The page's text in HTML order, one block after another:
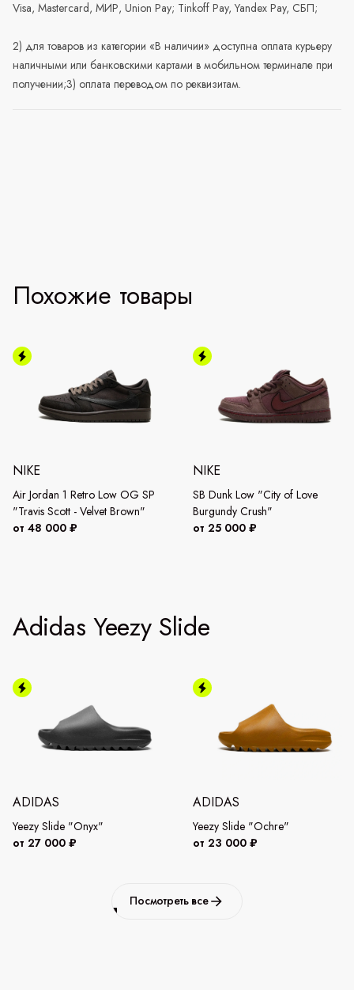
Visa, Mastercard, МИР, Union Pay; Tinkoff Pay, Yandex Pay, СБП;
2) для товаров из категории «В наличии» доступна оплата курьеру
наличными или банковскими картами в мобильном терминале при
получении;3) оплата переводом по реквизитам.
Похожие товары
NIKE
Air Jordan 1 Retro Low OG SP
"Travis Scott - Velvet Brown"
от 48 000 ₽
NIKE
SB Dunk Low "City of Love
Burgundy Crush"
от 25 000 ₽
Adidas Yeezy Slide
ADIDAS
Yeezy Slide "Onyx"
от 27 000 ₽
ADIDAS
Yeezy Slide "Ochre"
от 23 000 ₽
Посмотреть все